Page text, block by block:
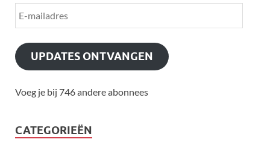
UPDATES ONTVANGEN
Voeg je bij 746 andere abonnees
CATEGORIEËN